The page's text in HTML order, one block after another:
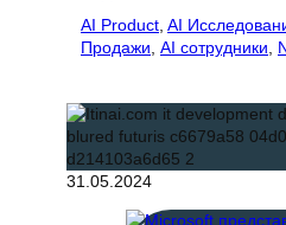
AI Product AI
Продажи AI сотрудники
31.05.2024